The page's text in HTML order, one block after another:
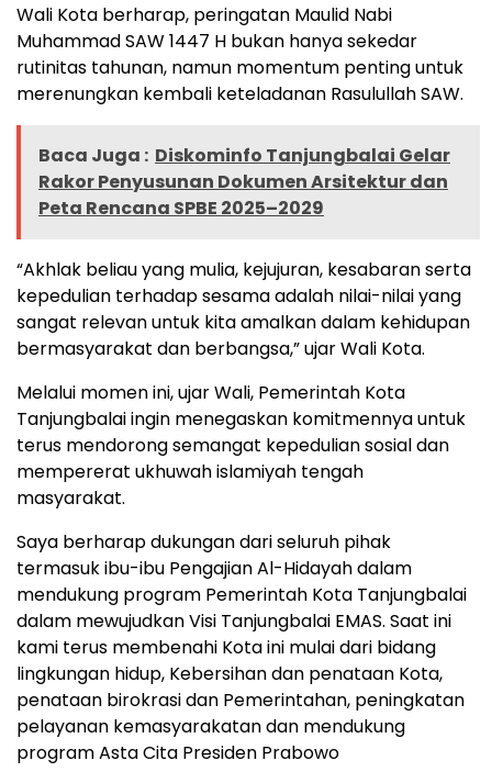
Wali Kota berharap, peringatan Maulid Nabi
Muhammad SAW 1447 H bukan hanya sekedar
rutinitas tahunan, namun momentum penting untuk
merenungkan kembali keteladanan Rasulullah SAW.
Baca Juga : Diskominfo Tanjungbalai Gelar
Rakor Penyusunan Dokumen Arsitektur dan
Peta Rencana SPBE 2025–2029
“Akhlak beliau yang mulia, kejujuran, kesabaran serta
kepedulian terhadap sesama adalah nilai-nilai yang
sangat relevan untuk kita amalkan dalam kehidupan
bermasyarakat dan berbangsa,” ujar Wali Kota.
Melalui momen ini, ujar Wali, Pemerintah Kota
Tanjungbalai ingin menegaskan komitmennya untuk
terus mendorong semangat kepedulian sosial dan
mempererat ukhuwah islamiyah tengah
masyarakat.
Saya berharap dukungan dari seluruh pihak
termasuk ibu-ibu Pengajian Al-Hidayah dalam
mendukung program Pemerintah Kota Tanjungbalai
dalam mewujudkan Visi Tanjungbalai EMAS. Saat ini
kami terus membenahi Kota ini mulai dari bidang
lingkungan hidup, Kebersihan dan penataan Kota,
penataan birokrasi dan Pemerintahan, peningkatan
pelayanan kemasyarakatan dan mendukung
program Asta Cita Presiden Prabowo